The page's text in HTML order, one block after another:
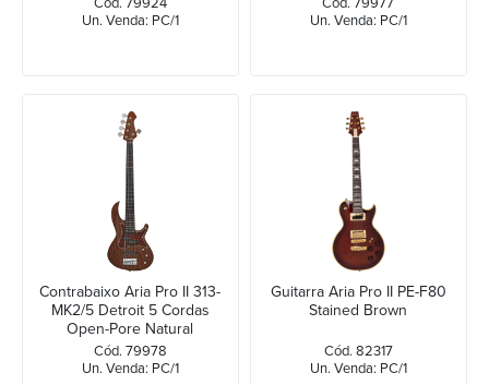
Un. Venda: PC/1
Un. Venda: PC/1
Contrabaixo Aria Pro II 313-
MK2/5 Detroit 5 Cordas
Open-Pore Natural
Cód. 79978
Un. Venda: PC/1
Guitarra Aria Pro II PE-F80
Stained Brown
Cód. 82317
Un. Venda: PC/1